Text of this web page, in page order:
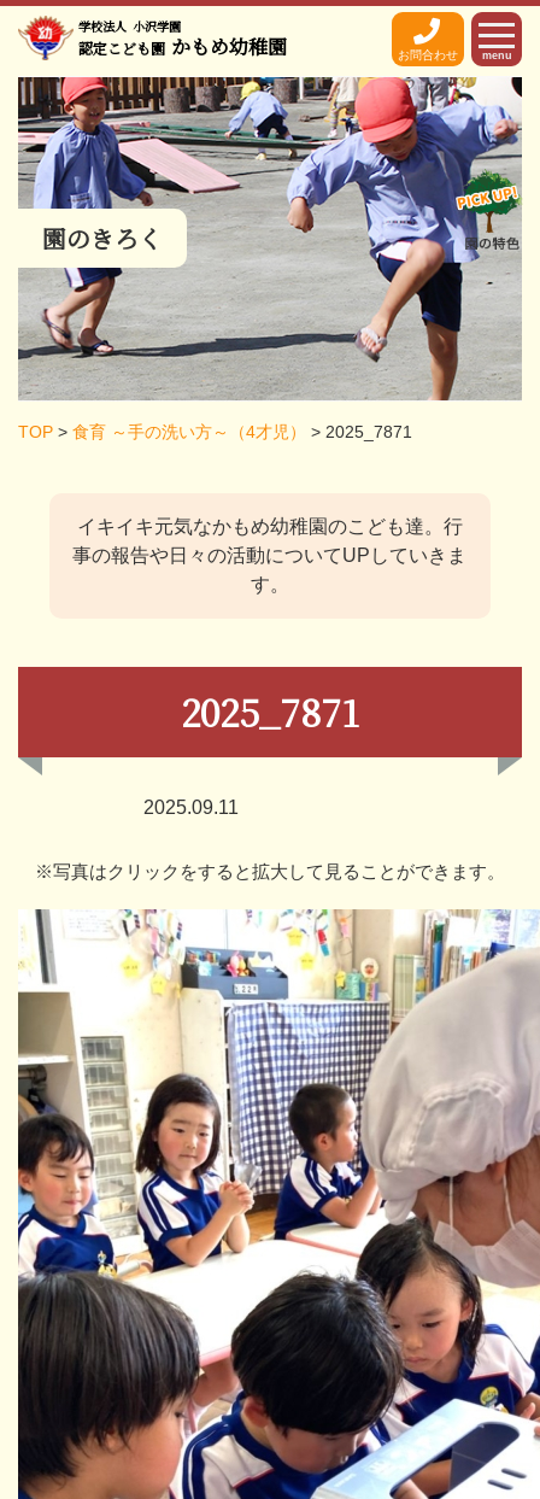
学校法人 小沢学園
認定こども園 かもめ幼稚園 お問合わせ menu
園のきろく
TOP > 食育 ～手の洗い方～（4才児） > 2025_7871
イキイキ元気なかもめ幼稚園のこども達。 行
事の報告や日々の活動についてUPしていきま
す。
2025_7871
2025.09.11
※写真はクリックをすると拡大して見ることができます。